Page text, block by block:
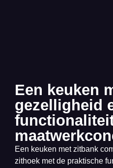
Een keuken
gezelligheid
Een keuken met zitbank
zithoek met de praktische